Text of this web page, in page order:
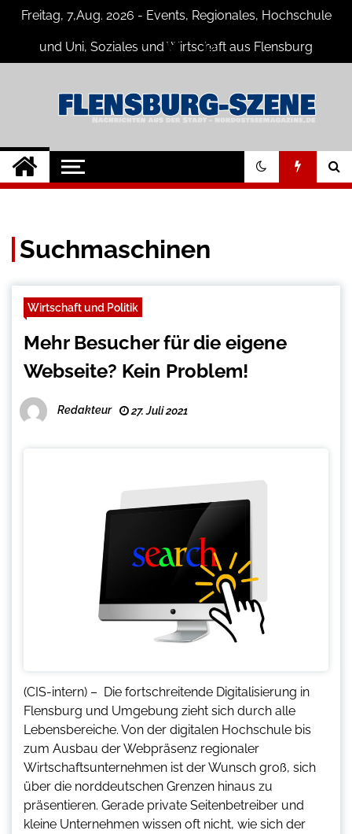
Skip
content
Freitag, 7,Aug. 2026 - Events, Regionales, Hochschule
und Uni, Soziales und Wirtschaft aus Flensburg
Flensburg-Szene
Nachrichten
Nachrichten für Flensburg und
Umgebung
Suchmaschinen
Wirtschaft und Politik
Mehr Besucher für die eigene
Webseite? Kein Problem!
Redakteur 27. Juli 2021
(CIS-intern) – Die fortschreitende Digitalisierung in
Flensburg und Umgebung zieht sich durch alle
Lebensbereiche. Von der digitalen Hochschule bis
zum Ausbau der Webpräsenz regionaler
Wirtschaftsunternehmen ist der Wunsch groß, sich
über die norddeutschen Grenzen hinaus zu
präsentieren. Gerade private Seitenbetreiber und
kleine Unternehmen wissen oft nicht, wie sich der